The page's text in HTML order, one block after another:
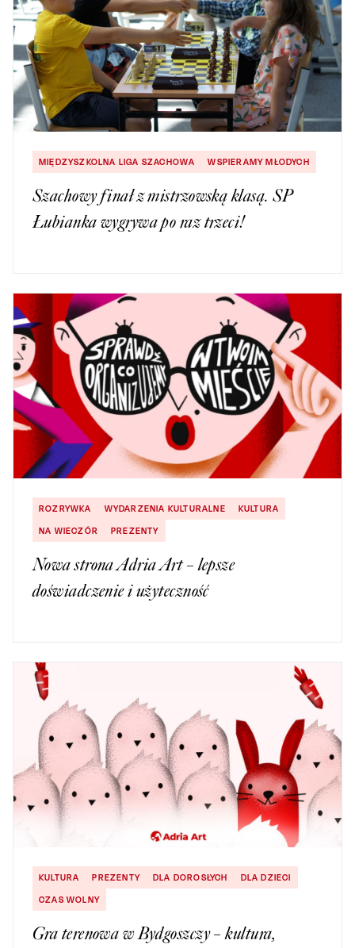
MIĘDZYSZKOLNA LIGA SZACHOWA WSPIERAMY MŁODYCH
Szachowy finał z mistrzowską klasą. SP
Łubianka wygrywa po raz trzeci!
ROZRYWKA WYDARZENIA KULTURALNE
KULTURA
NA WIECZÓR
PREZENTY
Nowa strona Adria Art – lepsze
doświadczenie i użyteczność
KULTURA PREZENTY DLA DOROSŁYCH
DLA DZIECI
CZAS WOLNY
Gra terenowa w Bydgoszczy – kultura,